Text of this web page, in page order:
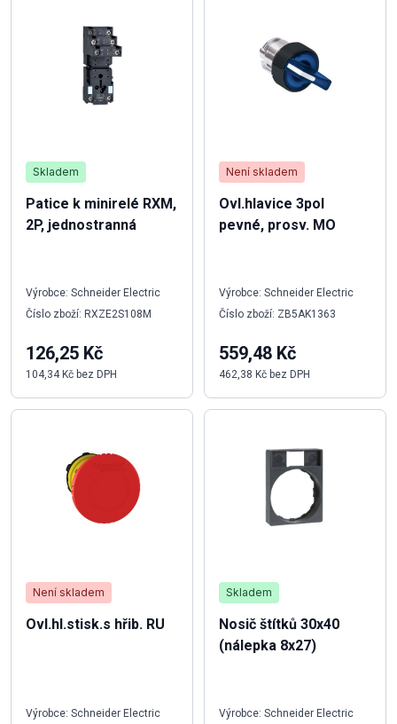
Skladem
Patice k minirelé RXM,
2P, jednostranná
Výrobce: Schneider Electric
Číslo zboží: RXZE2S108M
126,25 Kč
104,34 Kč bez DPH
Není skladem
Ovl.hl.stisk.s hřib. RU
Výrobce: Schneider Electric
Není skladem
Ovl.hlavice 3pol
pevné, prosv. MO
Výrobce: Schneider Electric
Číslo zboží: ZB5AK1363
559,48 Kč
462,38 Kč bez DPH
Skladem
Nosič štítků 30x40
(nálepka 8x27)
Výrobce: Schneider Electric